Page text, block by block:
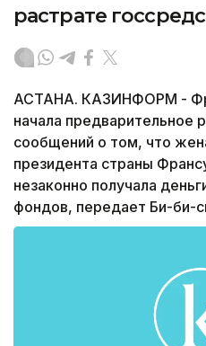
растрате
АСТАНА. КАЗИНФОРМ -
начала предварительное
сообщений о том, что
президента страны
незаконно получала
фондов, передает Би-би-